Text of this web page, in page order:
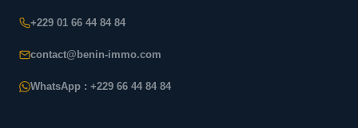
+229 01 66 44 84 84
contact@benin-immo.com
WhatsApp : +229 66 44 84 84